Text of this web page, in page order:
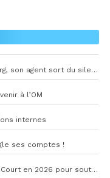
Newcastle avance ses pions pour Højbjerg, son agent sort du silence
à l’OM
internes
ses comptes !
La somme astronomique injectée par McCourt en 2026 pour soutenir l’OM